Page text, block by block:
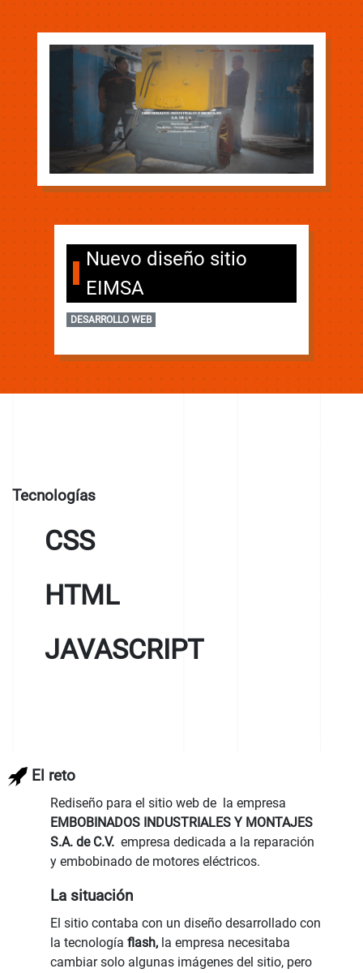
Nuevo diseño sitio
EIMSA
DESARROLLO WEB
Tecnologías
CSS
HTML
JAVASCRIPT
El reto
Rediseño para el sitio web de la empresa
EMBOBINADOS INDUSTRIALES Y MONTAJES
S.A. de C.V. empresa dedicada a la reparación
y embobinado de motores eléctricos.
La situación
El sitio contaba con un diseño desarrollado con
la tecnología flash, la empresa necesitaba
cambiar solo algunas imágenes del sitio, pero